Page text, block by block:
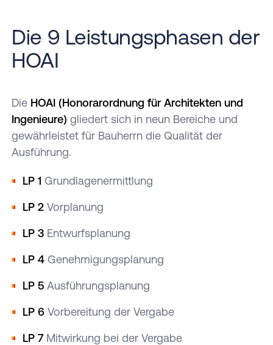
Die 9 Leistungsphasen der
HOAI
Die HOAI (Honorarordnung für Architekten und
Ingenieure) gliedert sich in neun Bereiche und
gewährleistet für Bauherrn die Qualität der
Ausführung.
LP 1 Grundlagenermittlung
LP 2 Vorplanung
LP 3 Entwurfsplanung
LP 4 Genehmigungsplanung
LP 5 Ausführungsplanung
LP 6 Vorbereitung der Vergabe
LP 7Mitwirkung bei der Vergabe